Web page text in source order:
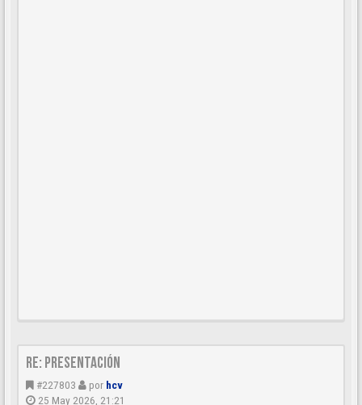
Re: Presentación
#227803 por hcv
25 May 2026, 21:21